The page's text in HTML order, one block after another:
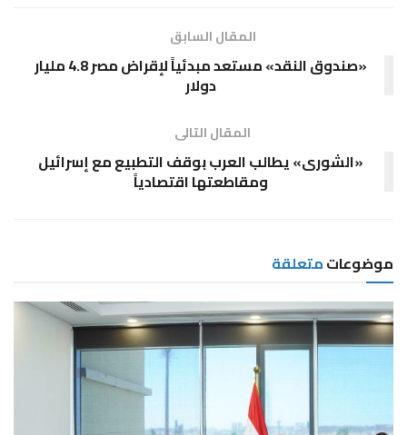
المقال السابق
«صندوق النقد» مستعد مبدئياً لإقراض مصر 4.8 مليار
دولار
المقال التالى
«الشورى» يطالب العرب بوقف التطبيع مع إسرائيل
ومقاطعتها اقتصادياً
موضوعاتمتعلقة